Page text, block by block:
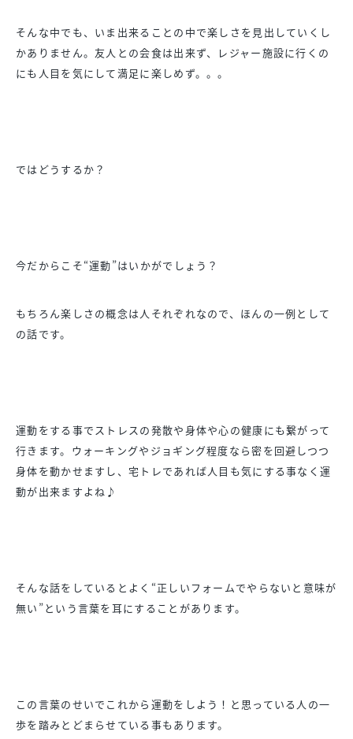
そんな中でも、いま出来ることの中で楽しさを見出していくし
かありません。友人との会食は出来ず、レジャー施設に行くの
にも人目を気にして満足に楽しめず。。。
ではどうするか？
今だからこそ“運動”はいかがでしょう？
もちろん楽しさの概念は人それぞれなので、ほんの一例として
の話です。
運動をする事でストレスの発散や身体や心の健康にも繋がって
行きます。ウォーキングやジョギング程度なら密を回避しつつ
身体を動かせますし、宅トレであれば人目も気にする事なく運
動が出来ますよね♪
そんな話をしているとよく“正しいフォームでやらないと意味が
無い”という言葉を耳にすることがあります。
この言葉のせいでこれから運動をしよう！と思っている人の一
歩を踏みとどまらせている事もあります。